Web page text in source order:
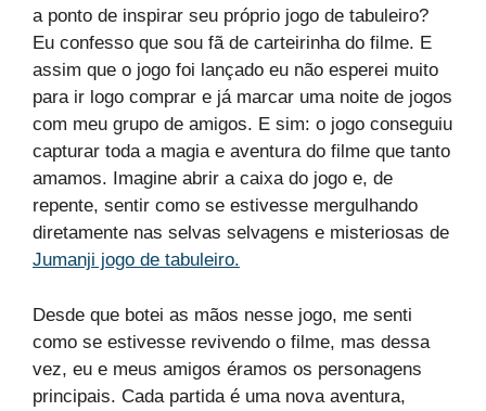
a ponto de inspirar seu próprio jogo de tabuleiro?
Eu confesso que sou fã de carteirinha do filme. E
assim que o jogo foi lançado eu não esperei muito
para ir logo comprar e já marcar uma noite de jogos
com meu grupo de amigos. E sim: o jogo conseguiu
capturar toda a magia e aventura do filme que tanto
amamos. Imagine abrir a caixa do jogo e, de
repente, sentir como se estivesse mergulhando
diretamente nas selvas selvagens e misteriosas de
Jumanji jogo de tabuleiro.
Desde que botei as mãos nesse jogo, me senti
como se estivesse revivendo o filme, mas dessa
vez, eu e meus amigos éramos os personagens
principais. Cada partida é uma nova aventura,